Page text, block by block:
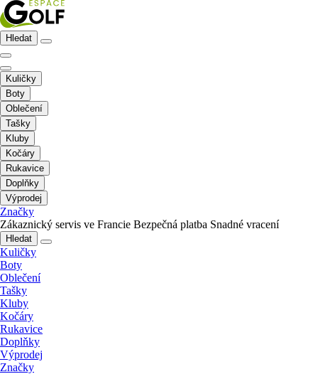
Hledat
Kuličky
Boty
Oblečení
Tašky
Kluby
Kočáry
Rukavice
Doplňky
Výprodej
Značky
Zákaznický servis ve Francie Bezpečná platba Snadné vracení
Hledat
Kuličky
Boty
Oblečení
Tašky
Kluby
Kočáry
Rukavice
Doplňky
Výprodej
Značky